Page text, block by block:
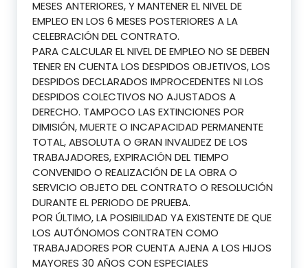
MESES ANTERIORES, Y MANTENER EL NIVEL DE
EMPLEO EN LOS 6 MESES POSTERIORES A LA
CELEBRACIÓN DEL CONTRATO.
PARA CALCULAR EL NIVEL DE EMPLEO NO SE DEBEN
TENER EN CUENTA LOS DESPIDOS OBJETIVOS, LOS
DESPIDOS DECLARADOS IMPROCEDENTES NI LOS
DESPIDOS COLECTIVOS NO AJUSTADOS A
DERECHO. TAMPOCO LAS EXTINCIONES POR
DIMISIÓN, MUERTE O INCAPACIDAD PERMANENTE
TOTAL, ABSOLUTA O GRAN INVALIDEZ DE LOS
TRABAJADORES, EXPIRACIÓN DEL TIEMPO
CONVENIDO O REALIZACIÓN DE LA OBRA O
SERVICIO OBJETO DEL CONTRATO O RESOLUCIÓN
DURANTE EL PERIODO DE PRUEBA.
POR ÚLTIMO, LA POSIBILIDAD YA EXISTENTE DE QUE
LOS AUTÓNOMOS CONTRATEN COMO
TRABAJADORES POR CUENTA AJENA A LOS HIJOS
MAYORES 30 AÑOS CON ESPECIALES